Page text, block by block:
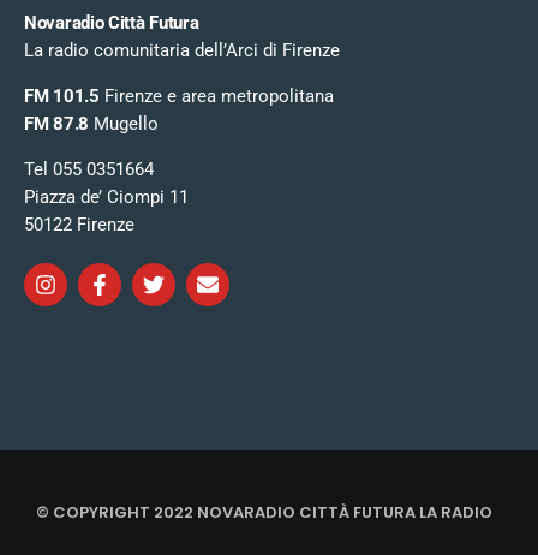
Novaradio Città Futura
La radio comunitaria dell’Arci di Firenze
FM 101.5 Firenze e area metropolitana
FM 87.8 Mugello
Tel 055 0351664
Piazza de’ Ciompi 11
50122 Firenze
© COPYRIGHT 2022 NOVARADIO CITTÀ FUTURA LA RADIO